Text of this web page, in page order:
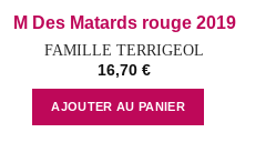
M Des Matards rouge 2019
FAMILLE TERRIGEOL
16,70 €
AJOUTER AU PANIER